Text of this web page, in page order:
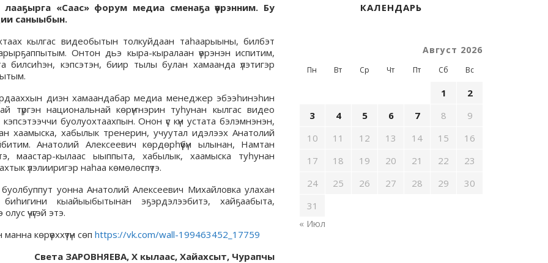
лааҕырга «Саас» форум медиа сменаҕа үөрэнним. Бу
саныыбын.
кылгас видеобытын толкуйдаан таһаарыыны, билбэт
Онтон дьэ кыра-кыралаан үөрэнэн испитим,
билсиһэн, кэпсэтэн, биир тылы булан хамаанда үлэтигэр
диэн хамаандабар медиа менеджер эбээһинэһин
түргэн национальнай көрүҥнэрин туһунан кылгас видео
буолуохтаахпын. Онон үс күн устата бэлэмнэнэн,
хаамыска, хабылык тренерин, учуутал идэлээх Анатолий
Анатолий Алексеевич көрдөрһүүбүн ылынан, Намтан
маастар-кылаас ыыппыта, хабылык, хаамыска туһунан
үлэлииригэр наһаа көмөлөспүтэ.
буолбуппут уонна Анатолий Алексеевич Михайловка улахан
кыайыыбытынан эҕэрдэлээбитэ, хайҕаабыта,
үчүгэй этэ.
көрүөххүтүн сөп https://vk.com/wall-199463452_17759
Света ЗАРОВНЯЕВА, X кылаас, Хайахсыт, Чурапчы
КАЛЕНДАРЬ
Август 2026
Пн Вт Ср Чт Пт Сб Вс
1
2
3
4 5 6 7 8
9
10
11 12 13 14 15
16
17
18 19 20 21 22
23
24
25 26 27 28 29
30
31
« Июл